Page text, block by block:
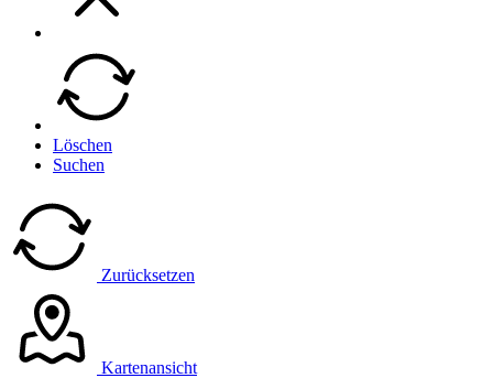
Löschen
Suchen
Zurücksetzen
Kartenansicht